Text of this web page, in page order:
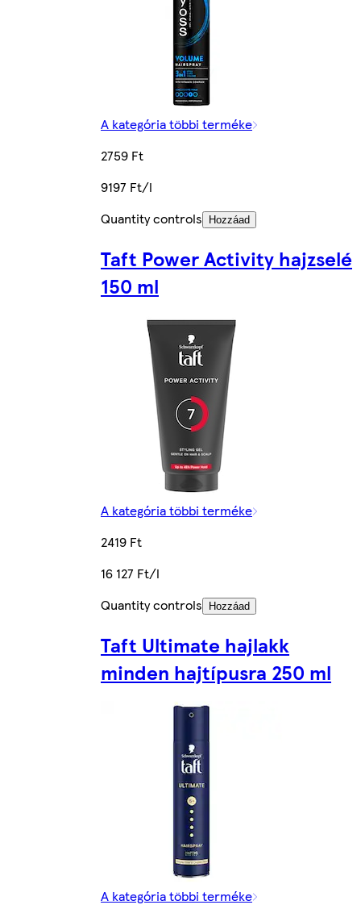
A kategória többi terméke
2759 Ft
9197 Ft/l
Quantity controls
Hozzáad
Taft Power Activity hajzselé
150 ml
A kategória többi terméke
2419 Ft
16 127 Ft/l
Quantity controls
Hozzáad
Taft Ultimate hajlakk
minden hajtípusra 250 ml
A kategória többi terméke